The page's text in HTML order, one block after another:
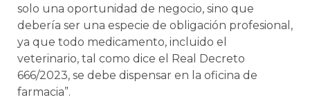
solo una oportunidad de negocio, sino que
debería ser una especie de obligación profesional,
ya que todo medicamento, incluido el
veterinario, tal como dice el Real Decreto
666/2023, se debe dispensar en la oficina de
farmacia”.